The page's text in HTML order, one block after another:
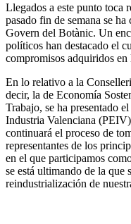
Llegados a este punto toca
pasado fin de semana se
Govern del Botànic. Un
políticos han destacado el
compromisos adquiridos
En lo relativo a la
decir, la de Economía
Trabajo, se ha presentado
Industria Valenciana
continuará el proceso de
representantes de los
en el que participamos
se está ultimando de la que
reindustrialización de